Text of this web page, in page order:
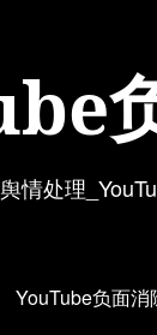
情处理
YouTube负面消